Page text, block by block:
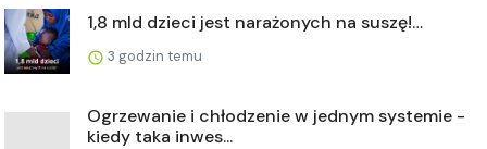
1,8 mld dzieci jest narażonych na suszę!…
3 godzin temu
Ogrzewanie i chłodzenie w jednym systemie -
kiedy taka inwes...